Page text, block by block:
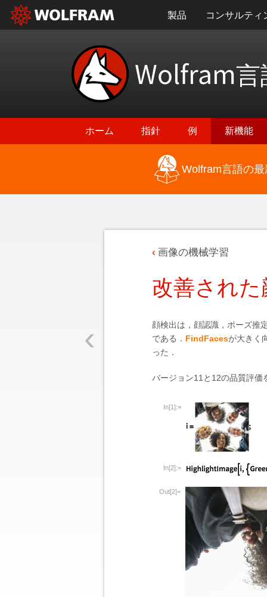
製品 コンサルティ
Wolfram言
ホーム 指針 例 新機能
Wolfram言語の
‹
画像の機械学習
改善され
顔検出は，顔認識，ポーズ推
である． FindFacesが大きく
った．
バージョン11と12の品質評価
In[1]:=
In[2]:=
Out[2]=